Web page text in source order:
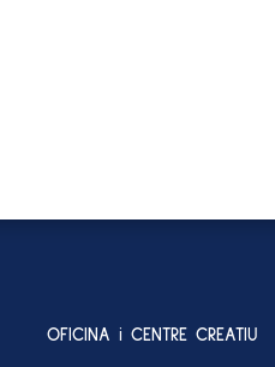
OFICINA i CENTRE CREATIU